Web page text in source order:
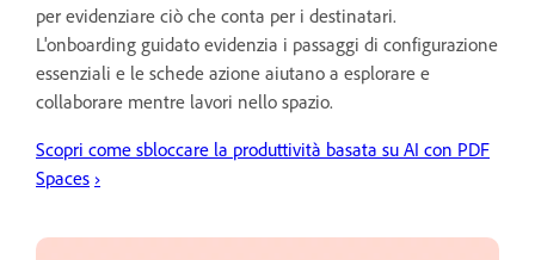
per evidenziare ciò che conta per i destinatari.
L'onboarding guidato evidenzia i passaggi di configurazione
essenziali e le schede azione aiutano a esplorare e
collaborare mentre lavori nello spazio.
Scopri come sbloccare la produttività basata su AI con PDF
Spaces ›